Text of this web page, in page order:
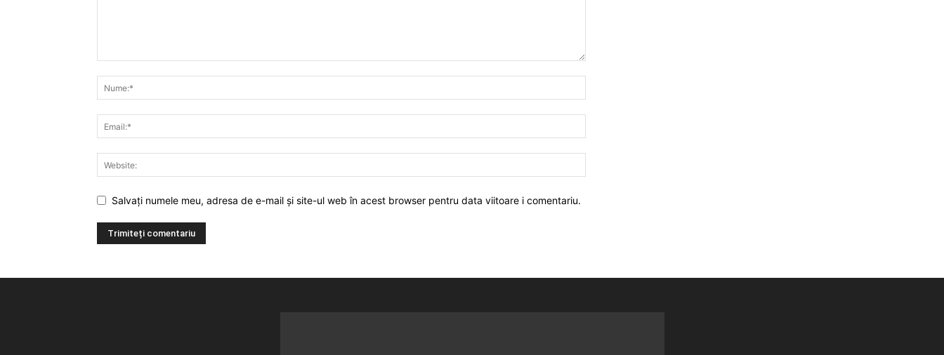
Salvați numele meu, adresa de e-mail și site-ul web în acest browser pentru data viitoare i comentariu.